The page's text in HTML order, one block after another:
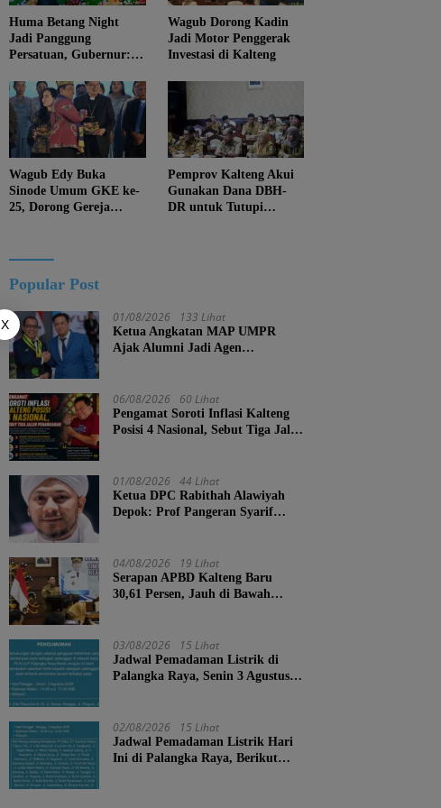
Huma Betang Night
Jadi Panggung
Persatuan, Gubernur:
Kemajuan Menghapus
Jati Diri Kalteng
Wagub Dorong Kadin
Jadi Motor Penggerak
Investasi di Kalteng
Wagub Edy Buka
Sinode Umum GKE ke-
25, Dorong Gereja
Pemprov Kalteng Akui
Gunakan Dana DBH-
DR untuk Tutupi
Popular Post
01/08/2026 133 Lihat
Ketua Angkatan MAP UMPR
Ajak Alumni Jadi Agen
06/08/2026 60 Lihat
Pengamat Soroti Inflasi Kalteng
Posisi 4 Nasional, Sebut Tiga Jalur
01/08/2026 44 Lihat
Ketua DPC Rabithah Alawiyah
Depok: Prof Pangeran Syarif
Menjadi Calon Ketua Umum
Rabitah Alawiyah
04/08/2026 19 Lihat
Serapan APBD Kalteng Baru
30,61 Persen, Jauh di Bawah
03/08/2026 15 Lihat
Jadwal Pemadaman Listrik di
Palangka Raya, Senin 3 Agustus
02/08/2026 15 Lihat
Jadwal Pemadaman Listrik Hari
Ini di Palangka Raya, Berikut
X